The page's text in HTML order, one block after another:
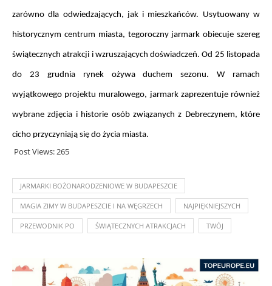
zarówno dla odwiedzających, jak i mieszkańców. Usytuowany w
historycznym centrum miasta, tegoroczny jarmark obiecuje szereg
świątecznych atrakcji i wzruszających doświadczeń. Od 25 listopada
do 23 grudnia rynek ożywa duchem sezonu. W ramach
wyjątkowego projektu muralowego, jarmark zaprezentuje również
wybrane zdjęcia i historie osób związanych z Debreczynem, które
cicho przyczyniają się do życia miasta.
Post Views:265
JARMARKI BOŻONARODZENIOWE W BUDAPESZCIE
MAGIA ZIMY W BUDAPESZCIE I NA WĘGRZECH NAJPIĘKNIEJSZYCH
PRZEWODNIK PO ŚWIĄTECZNYCH ATRAKCJACH TWÓJ